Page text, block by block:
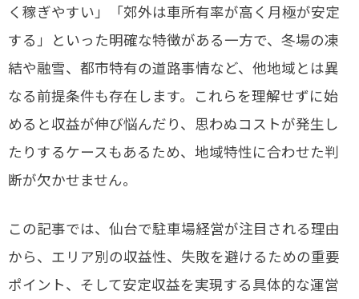
く稼ぎやすい」「郊外は車所有率が高く月極が安定
する」といった明確な特徴がある一方で、冬場の凍
結や融雪、都市特有の道路事情など、他地域とは異
なる前提条件も存在します。これらを理解せずに始
めると収益が伸び悩んだり、思わぬコストが発生し
たりするケースもあるため、地域特性に合わせた判
断が欠かせません。
この記事では、仙台で駐車場経営が注目される理由
から、エリア別の収益性、失敗を避けるための重要
ポイント、そして安定収益を実現する具体的な運営